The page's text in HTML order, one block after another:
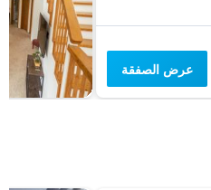
عرض الصفقة